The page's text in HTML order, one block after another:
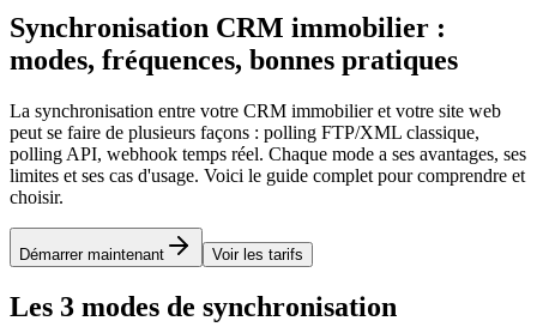
Synchronisation CRM immobilier :
modes, fréquences, bonnes pratiques
La synchronisation entre votre CRM immobilier et votre site web
peut se faire de plusieurs façons : polling FTP/XML classique,
polling API, webhook temps réel. Chaque mode a ses avantages, ses
limites et ses cas d'usage. Voici le guide complet pour comprendre et
choisir.
Démarrer maintenant Voir les tarifs
Les 3 modes de synchronisation